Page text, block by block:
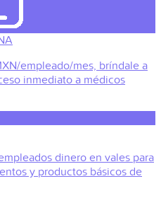
empleado/mes, bríndale a
inmediato a médicos
dinero en vales para
y productos básicos de